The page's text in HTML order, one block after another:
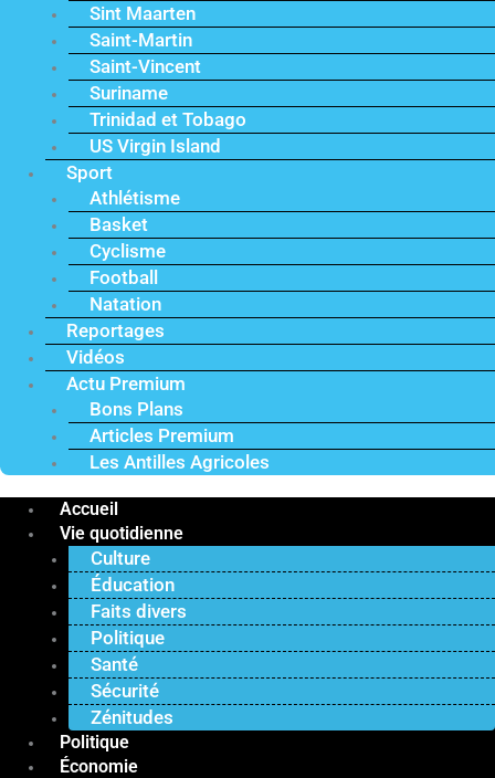
Sint Maarten
Saint-Martin
Saint-Vincent
Suriname
Trinidad et Tobago
US Virgin Island
Sport
Athlétisme
Basket
Cyclisme
Football
Natation
Reportages
Vidéos
Actu Premium
Bons Plans
Articles Premium
Les Antilles Agricoles
Accueil
Vie quotidienne
Culture
Éducation
Faits divers
Politique
Santé
Sécurité
Zénitudes
Politique
Économie